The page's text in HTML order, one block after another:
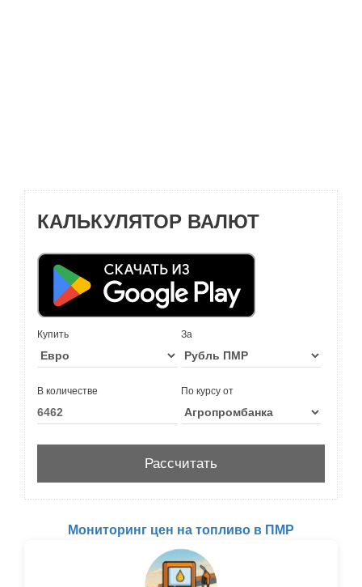
КАЛЬКУЛЯТОР ВАЛЮТ
Купить За
В количестве По курсу от
Мониторинг цен на топливо в ПМР